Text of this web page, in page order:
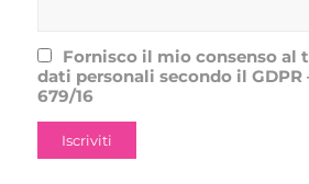
Fornisco il mio consenso al
dati personali secondo il GDPR
679/16